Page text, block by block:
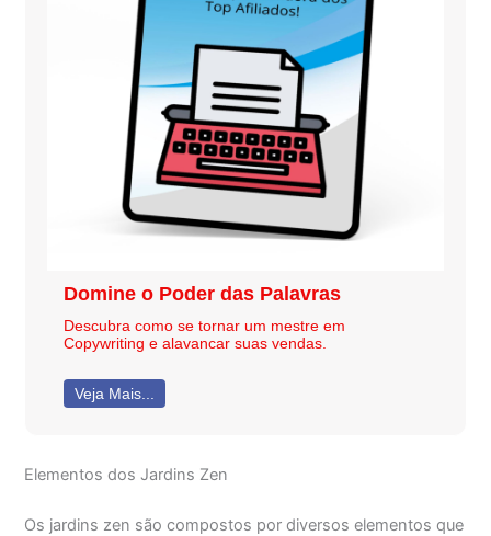
Domine o Poder das Palavras
Descubra como se tornar um mestre em
Copywriting e alavancar suas vendas.
Veja Mais...
Elementos dos Jardins Zen
Os jardins zen são compostos por diversos elementos que